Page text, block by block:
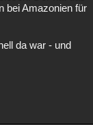
bei Amazonien für
da war - und